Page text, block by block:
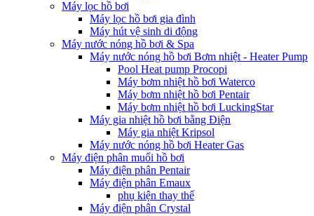
Máy lọc hồ bơi
Máy lọc hồ bơi gia đình
Máy hút vệ sinh di động
Máy nước nóng hồ bơi & Spa
Máy nước nóng hồ bơi Bơm nhiệt - Heater Pump
Pool Heat pump Procopi
Máy bơm nhiệt hồ bơi Waterco
Máy bơm nhiệt hồ bơi Pentair
Máy bơm nhiệt hồ bơi LuckingStar
Máy gia nhiệt hồ bơi bằng Điện
Máy gia nhiệt Kripsol
Máy nước nóng hồ bơi Heater Gas
Máy điện phân muối hồ bơi
Máy điện phân Pentair
Máy điện phân Emaux
phụ kiện thay thế
Máy điện phân Crystal